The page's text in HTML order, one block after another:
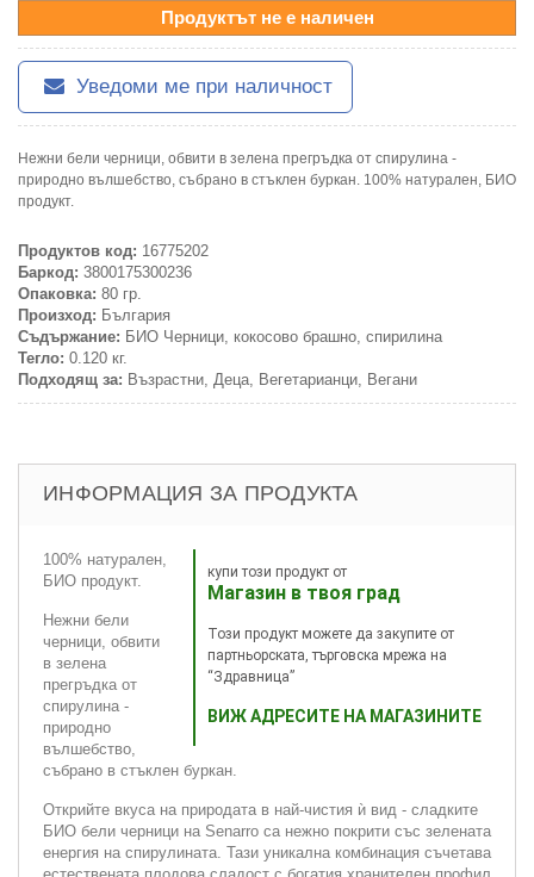
Продуктът не е наличен
Уведоми ме при наличност
Нежни бели черници, обвити в зелена прегръдка от спирулина -
природно вълшебство, събрано в стъклен буркан. 100% натурален, БИО
продукт.
Продуктов код: 16775202
Баркод: 3800175300236
Опаковка: 80 гр.
Произход: България
Съдържание: БИО Черници, кокосово брашно, спирилина
Тегло: 0.120 кг.
Подходящ за: Възрастни, Деца, Вегетарианци, Вегани
ИНФОРМАЦИЯ ЗА ПРОДУКТА
купи този продукт от
Магазин в твоя град
Този продукт можете да закупите от
партньорската, търговска мрежа на
“Здравница”
ВИЖ АДРЕСИТЕ НА МАГАЗИНИТЕ
100% натурален,
БИО продукт.
Нежни бели
черници, обвити
в зелена
прегръдка от
спирулина -
природно
вълшебство,
събрано в стъклен буркан.
Открийте вкуса на природата в най-чистия ѝ вид - сладките
БИО бели черници на Senarro са нежно покрити със зелената
енергия на спирулината. Тази уникална комбинация съчетава